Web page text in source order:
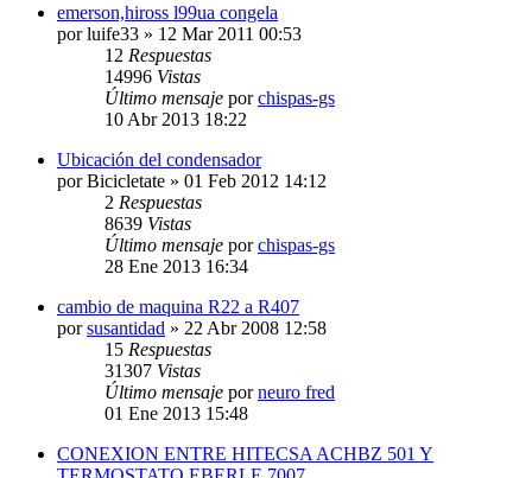
emerson,hiross l99ua congela
porluife33 » 12 Mar 2011 00:53
12 Respuestas
14996 Vistas
Último mensaje porchispas-gs
10 Abr 2013 18:22
Ubicación del condensador
porBicicletate » 01 Feb 2012 14:12
2 Respuestas
8639 Vistas
Último mensaje porchispas-gs
28 Ene 2013 16:34
cambio de maquina R22 a R407
porsusantidad » 22 Abr 2008 12:58
15 Respuestas
31307 Vistas
Último mensaje porneuro fred
01 Ene 2013 15:48
CONEXION ENTRE HITECSA ACHBZ 501 Y